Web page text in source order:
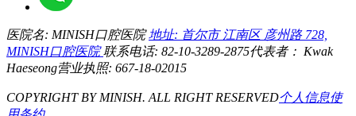
医院名: MINISH口腔医院 地址: 首尔市 江南区 彦州路 728,
MINISH口腔医院联系电话: 82-10-3289-2875代表者： Kwak
Haeseong营业执照: 667-18-02015
COPYRIGHT BY MINISH. ALL RIGHT RESERVED个人信息使